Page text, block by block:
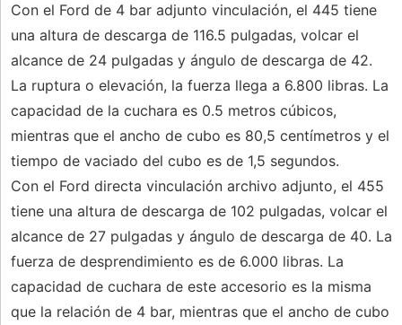
Con el Ford de 4 bar adjunto vinculación, el 445 tiene
una altura de descarga de 116.5 pulgadas, volcar el
alcance de 24 pulgadas y ángulo de descarga de 42.
La ruptura o elevación, la fuerza llega a 6.800 libras. La
capacidad de la cuchara es 0.5 metros cúbicos,
mientras que el ancho de cubo es 80,5 centímetros y el
tiempo de vaciado del cubo es de 1,5 segundos.
Con el Ford directa vinculación archivo adjunto, el 455
tiene una altura de descarga de 102 pulgadas, volcar el
alcance de 27 pulgadas y ángulo de descarga de 40. La
fuerza de desprendimiento es de 6.000 libras. La
capacidad de cuchara de este accesorio es la misma
que la relación de 4 bar, mientras que el ancho de cubo